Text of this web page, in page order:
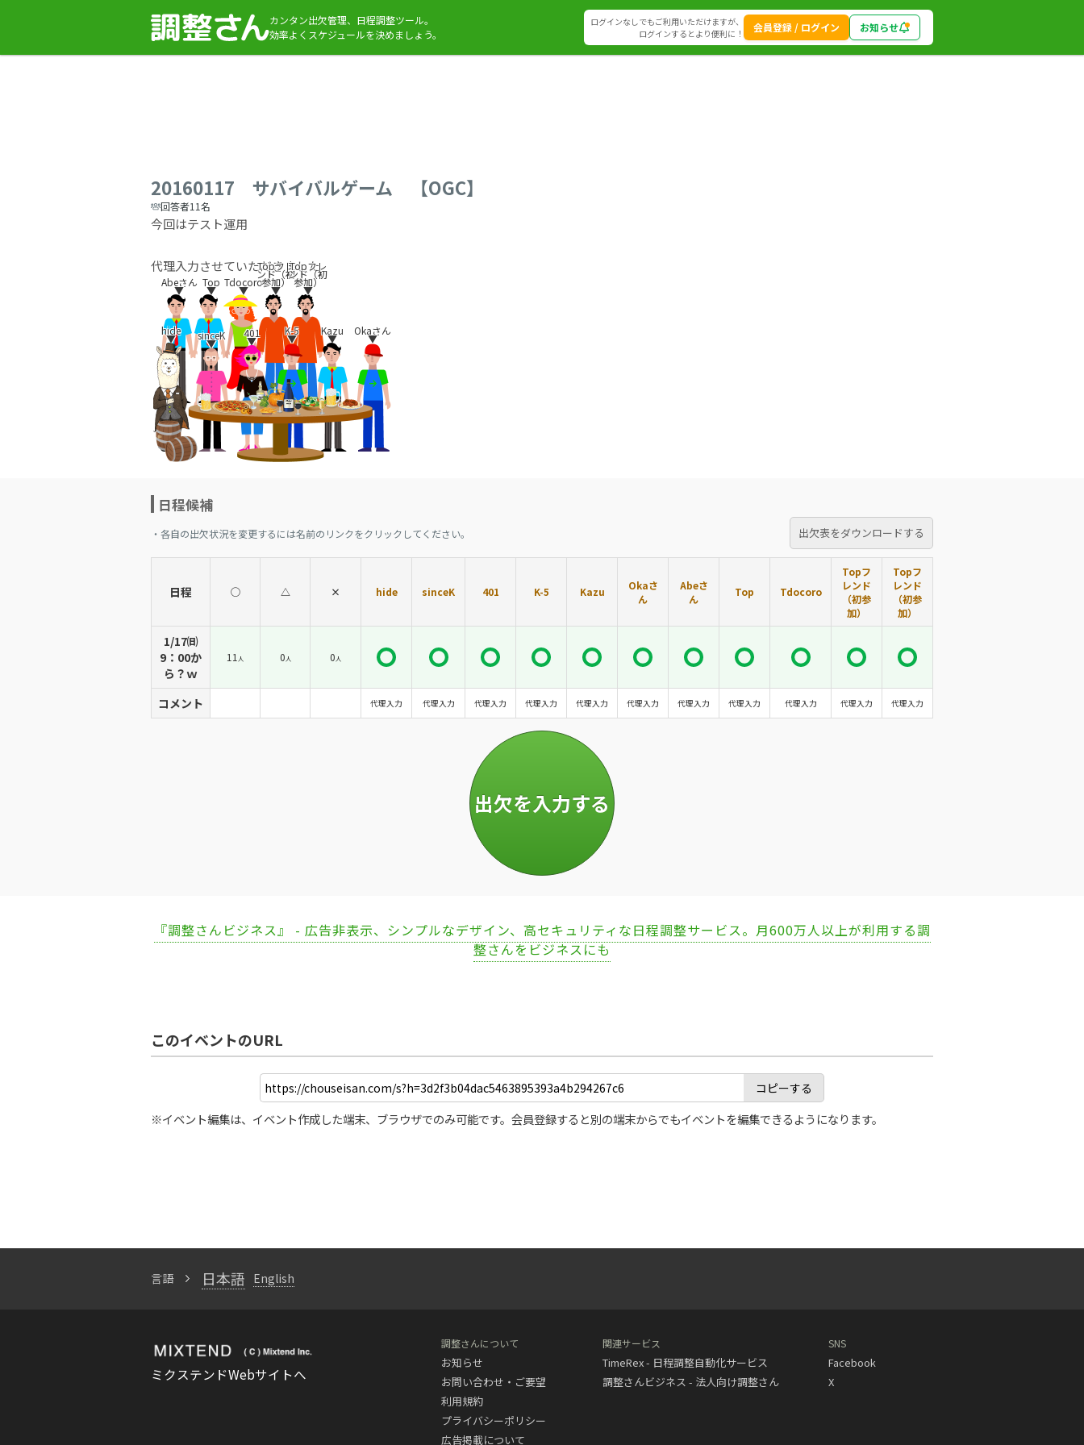
カンタン出欠管理、日程調整ツール。
効率よくスケジュールを決めましょう。
ログインなしでもご利用いただけますが、
ログインするとより便利に！
会員登録 / ログイン お知らせ
20160117 サバイバルゲーム 【OGC】
回答者11名
今回はテスト運用
代理入力させていただきました
hide
▼ sinceK
▼
401
▼
K-5
▼
Kazu
▼
Okaさん
▼
Abeさん
▼
Top
▼
Tdocoro
▼
Topフレ
ンド（初
参加）
▼
Topフレ
ンド（初
参加）
▼
日程候補
・各自の出欠状況を変更するには名前のリンクをクリックしてください。 出欠表をダウンロードする
日程 ◯ △ × hide sinceK 401 K-5 Kazu
Okaさ
ん
Abeさ
ん
Top Tdocoro
Topフ
レンド
（初参
加）
Topフ
レンド
（初参
加）
1/17㈰
9：00か
ら？ｗ
11 人 0人 0人
コメント 代理入力 代理入力 代理入力 代理入力 代理入力 代理入力 代理入力 代理入力 代理入力 代理入力 代理入力
『調整さんビジネス』 - 広告非表示、シンプルなデザイン、高セキュリティな日程調整サービス。月600万人以上が利用する調
整さんをビジネスにも
このイベントのURL
コピーする
※イベント編集は、イベント作成した端末、ブラウザでのみ可能です。会員登録すると別の端末からでもイベントを編集できるようになります。
言語 日本語 English
ミクステンドWebサイトへ
調整さんについて
お知らせ
お問い合わせ・ご要望
利用規約
プライバシーポリシー
広告掲載について
関連サービス
TimeRex - 日程調整自動化サービス
調整さんビジネス - 法人向け調整さん
SNS
Facebook
X